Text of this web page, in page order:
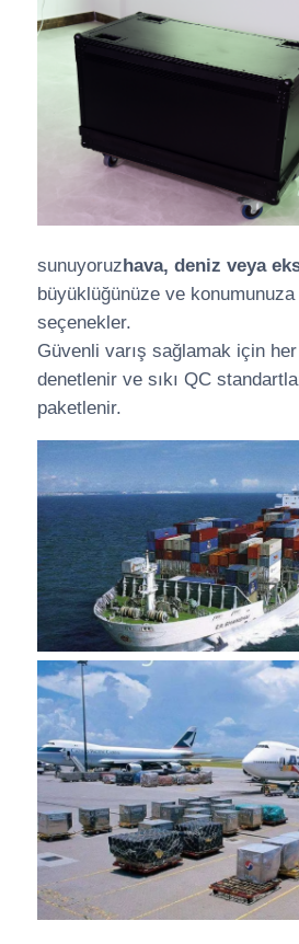
sunuyoruzhava, deniz veya
büyüklüğünüze ve konumunuza
seçenekler.
Güvenli varış sağlamak için
denetlenir ve sıkı QC
paketlenir.